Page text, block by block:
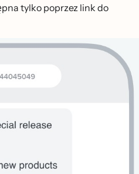
tylko poprzez link do